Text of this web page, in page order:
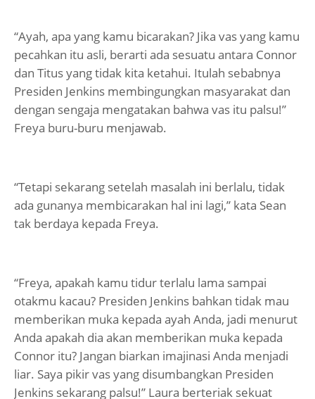
“Ayah, apa yang kamu bicarakan? Jika vas yang kamu
pecahkan itu asli, berarti ada sesuatu antara Connor
dan Titus yang tidak kita ketahui. Itulah sebabnya
Presiden Jenkins membingungkan masyarakat dan
dengan sengaja mengatakan bahwa vas itu palsu!”
Freya buru-buru menjawab.
“Tetapi sekarang setelah masalah ini berlalu, tidak
ada gunanya membicarakan hal ini lagi,” kata Sean
tak berdaya kepada Freya.
“Freya, apakah kamu tidur terlalu lama sampai
otakmu kacau? Presiden Jenkins bahkan tidak mau
memberikan muka kepada ayah Anda, jadi menurut
Anda apakah dia akan memberikan muka kepada
Connor itu? Jangan biarkan imajinasi Anda menjadi
liar. Saya pikir vas yang disumbangkan Presiden
Jenkins sekarang palsu!” Laura berteriak sekuat